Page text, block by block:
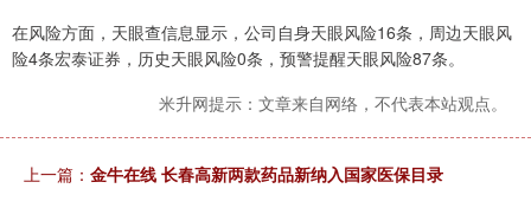
在风险方面，天眼查信息显示，公司自身天眼风险16条，周边天眼风
险4条宏泰证券，历史天眼风险0条，预警提醒天眼风险87条。
米升网提示：文章来自网络，不代表本站观点。
上一篇： 金牛在线 长春高新两款药品新纳入国家医保目录